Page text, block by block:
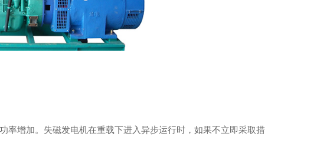
率增加。失磁发电机在重载下进入异步运行时，如果不立即采取措